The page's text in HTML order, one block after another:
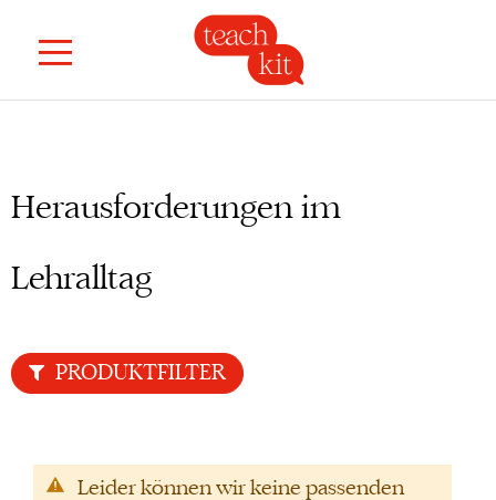
Herausforderungen im
Lehralltag
Leider können wir keine passenden
PRODUKTFILTER